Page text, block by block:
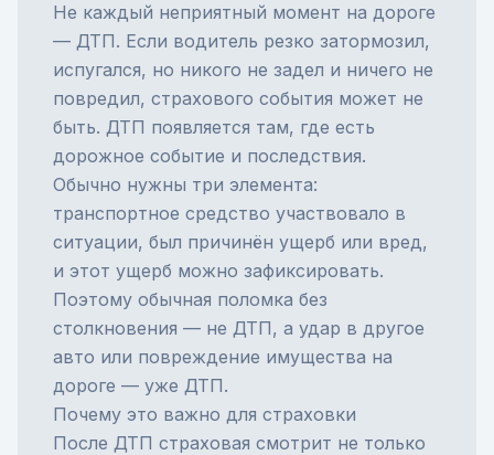
Не каждый неприятный момент на дороге
— ДТП. Если водитель резко затормозил,
испугался, но никого не задел и ничего не
повредил, страхового события может не
быть. ДТП появляется там, где есть
дорожное событие и последствия.
Обычно нужны три элемента:
транспортное средство участвовало в
ситуации, был причинён ущерб или вред,
и этот ущерб можно зафиксировать.
Поэтому обычная поломка без
столкновения — не ДТП, а удар в другое
авто или повреждение имущества на
дороге — уже ДТП.
Почему это важно для страховки
После ДТП страховая смотрит не только